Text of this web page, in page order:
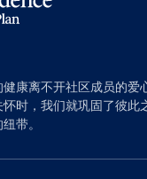
康离不开社区成员的爱
时，我们就巩固了彼此
带。